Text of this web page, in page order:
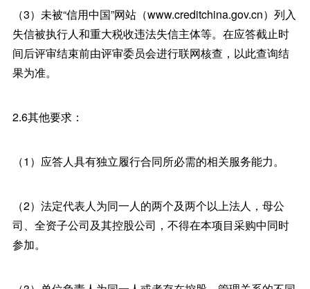
（3）未被“信用中国”网站（www.creditchina.gov.cn）列入
失信被执行人和重大税收违法失信主体等。在应答截止时
间后评审结束前由评审委员会进行联网核查，以此查询结
果为准。
2.6其他要求：
（1）应答人具有独立履行合同所必需的相关服务能力。
（2）法定代表人为同一人的两个及两个以上法人，母公
司、全资子公司及其控股公司，不得在本项目采购中同时
参加。